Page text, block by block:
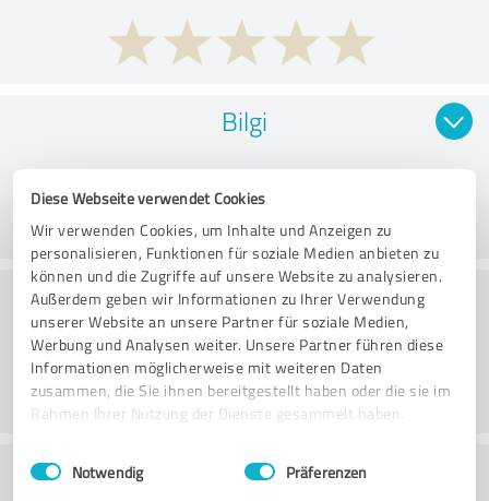
Diese Webseite verwendet Cookies
Wir verwenden Cookies, um Inhalte und Anzeigen zu
personalisieren, Funktionen für soziale Medien anbieten zu
können und die Zugriffe auf unsere Website zu analysieren.
Außerdem geben wir Informationen zu Ihrer Verwendung
unserer Website an unsere Partner für soziale Medien,
Werbung und Analysen weiter. Unsere Partner führen diese
Informationen möglicherweise mit weiteren Daten
zusammen, die Sie ihnen bereitgestellt haben oder die sie im
Rahmen Ihrer Nutzung der Dienste gesammelt haben.
Impressum Datenschutzbestimmungen
Einwilligungsauswahl
Notwendig Präferenzen
Bilgi
Web sitesi
Müşteri Hizmetleri